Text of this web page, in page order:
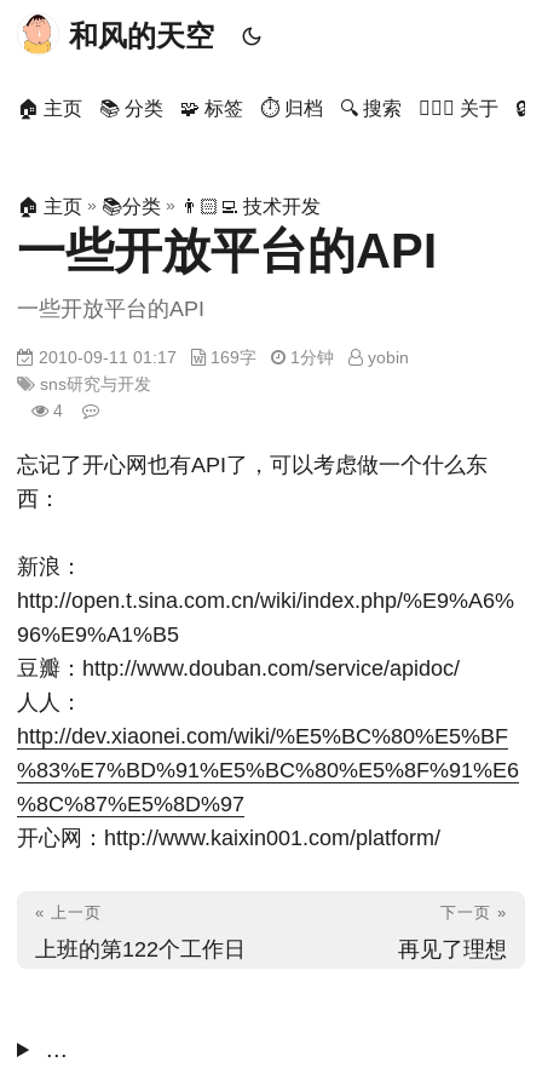
和风的天空
🏠 主页 📚 分类 🧩 标签 ⏱ 归档 🔍 搜索 🙋🏻‍♂️ 关于 🔒
🏠 主页 » 📚分类 » 👨🏻‍💻 技术开发
一些开放平台的API
一些开放平台的API
2010-09-11 01:17 169字 1分钟
yobin
sns研究与开发
4
忘记了开心网也有API了，可以考虑做一个什么东
西：
新浪：
http://open.t.sina.com.cn/wiki/index.php/%E9%A6%
96%E9%A1%B5
豆瓣：http://www.douban.com/service/apidoc/
人人：
http://dev.xiaonei.com/wiki/%E5%BC%80%E5%BF
%83%E7%BD%91%E5%BC%80%E5%8F%91%E6
%8C%87%E5%8D%97
开心网：http://www.kaixin001.com/platform/
« 上一页
上班的第122个工作日
下一页 »
再见了理想
...